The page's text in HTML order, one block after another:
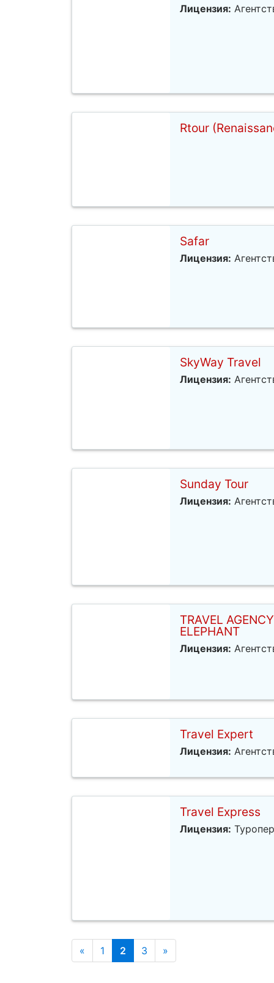
Лицензия:
Rtour
Safar
Лицензия:
SkyWay Travel
Лицензия:
Sunday Tour
Лицензия:
TRAVEL AGENCY
ELEPHANT
Лицензия:
Travel Expert
Лицензия:
Travel Express
Лицензия:
« 1 2 3 »